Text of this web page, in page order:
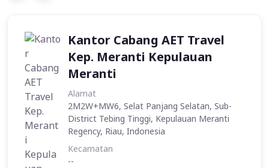
Kantor Cabang AET Travel
Kep. Meranti Kepulauan
Meranti
Alamat
2M2W+MW6, Selat Panjang Selatan, Sub-
District Tebing Tinggi, Kepulauan Meranti
Regency, Riau, Indonesia
Kecamatan
--